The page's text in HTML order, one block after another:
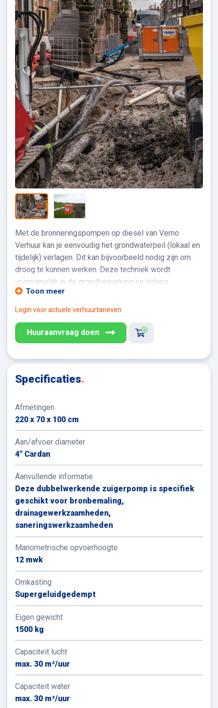
Met de bronneringspompen op diesel van Verno
Verhuur kan je eenvoudig het grondwaterpeil (lokaal en
tijdelijk) verlagen. Dit kan bijvoorbeeld nodig zijn om
droog te kunnen werken. Deze techniek wordt
voornamelijk in de grondbewerking en tijdens
bouwwerkzaamheden gebruikt. De pomp zuigt het
grondwater aan en voert dit vervolgens via een leiding
lucht kan aanzuigen. Hierdoor ben je verzekerd van een
droog werkoppervlakte. De bronneringspomp is zeer
Geheel passend in onze MVO-doelstellingen draaien
alle machines op TRAXX Zero. Deze dieselsoort
wordt gerealiseerd door efficiëntere verbranding van
brandstof. De resterende CO2 uitstoot word
duurzame energieprojecten. Hierdoor kunt u CO2-
neutraal werken met onze pompen. De overstap naar
deze brandstof past in de doelstellingen van Verno.
Toon meer
Login voor actuele verhuurtarieven
Huuraanvraag doen
Specificaties.
Afmetingen
220 x 70 x 100 cm
Aan/afvoer diameter
4" Cardan
Aanvullende informatie
Deze dubbelwerkende zuigerpomp is specifiek
geschikt voor bronbemaling,
drainagewerkzaamheden,
saneringswerkzaamheden
Manometrische opvoerhoogte
12 mwk
Omkasting
Supergeluidgedempt
Eigen gewicht
1500 kg
Capaciteit lucht
max. 30 m³/uur
Capaciteit water
max. 30 m³/uur